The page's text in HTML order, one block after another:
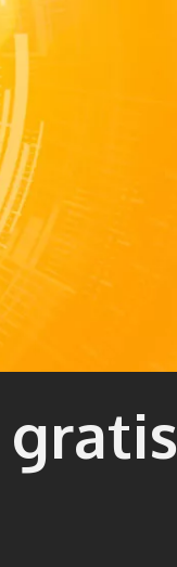
gratis